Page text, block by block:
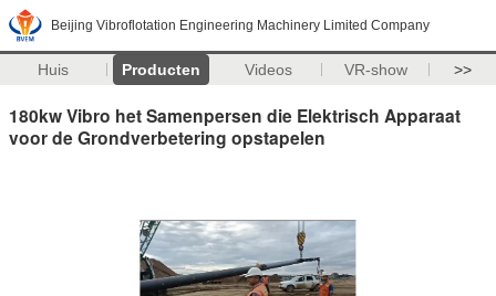
Beijing Vibroflotation Engineering Machinery Limited Company
Huis Producten Videos VR-show >>
180kw Vibro het Samenpersen die Elektrisch Apparaat
voor de Grondverbetering opstapelen